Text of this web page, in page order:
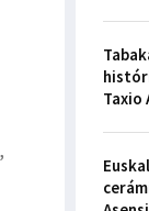
Taxio